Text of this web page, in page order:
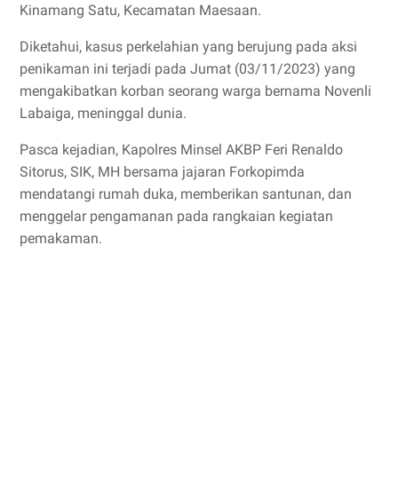
Kinamang Satu, Kecamatan Maesaan.
Diketahui, kasus perkelahian yang berujung pada aksi
penikaman ini terjadi pada Jumat (03/11/2023) yang
mengakibatkan korban seorang warga bernama Novenli
Labaiga, meninggal dunia.
Pasca kejadian, Kapolres Minsel AKBP Feri Renaldo
Sitorus, SIK, MH bersama jajaran Forkopimda
mendatangi rumah duka, memberikan santunan, dan
menggelar pengamanan pada rangkaian kegiatan
pemakaman.